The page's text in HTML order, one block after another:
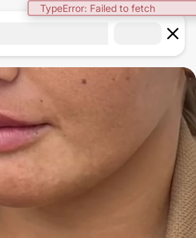
TypeError: Failed to fetch